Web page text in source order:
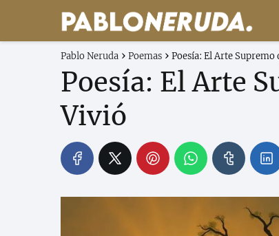
Pablo Neruda Poemas Poesía: El Arte
Poesía: El Arte
Vivió